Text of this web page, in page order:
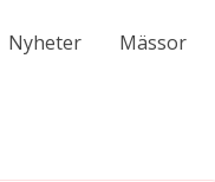
Nyheter Mässor